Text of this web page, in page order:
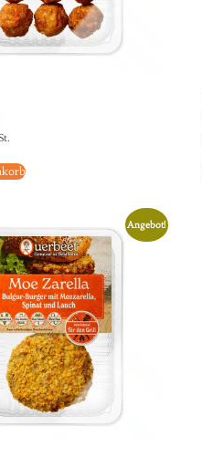
Angebot!